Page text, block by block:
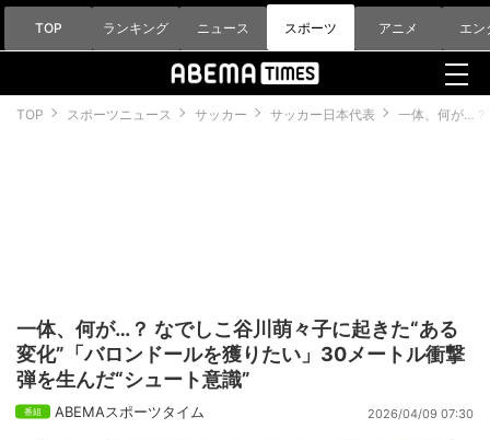
TOP ランキング ニュース スポーツ アニメ エン
TOP スポーツニュース サッカー サッカー日本代表 一体、何が…？
一体、何が…？ なでしこ谷川萌々子に起きた“ある
変化”「バロンドールを獲りたい」30メートル衝撃
弾を生んだ“シュート意識”
ABEMAスポーツタイム 2026/04/09 07:30